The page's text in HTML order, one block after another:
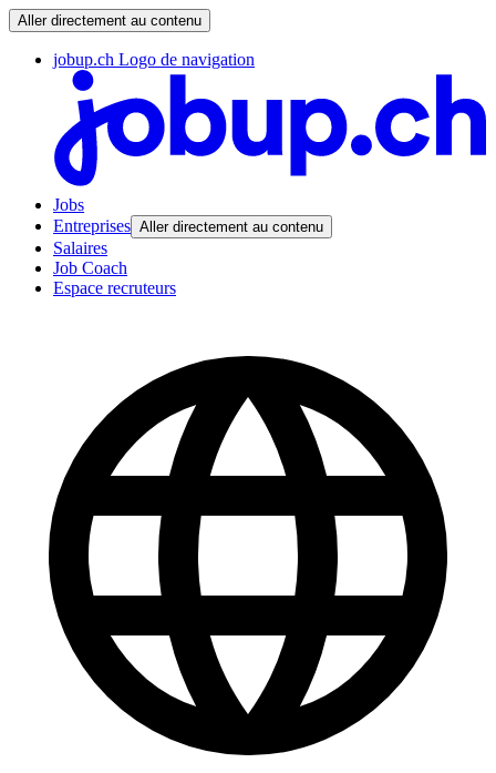
Aller directement au contenu
jobup.ch Logo de navigation
Jobs
Entreprises Aller directement au contenu
Salaires
Job Coach
Espace recruteurs